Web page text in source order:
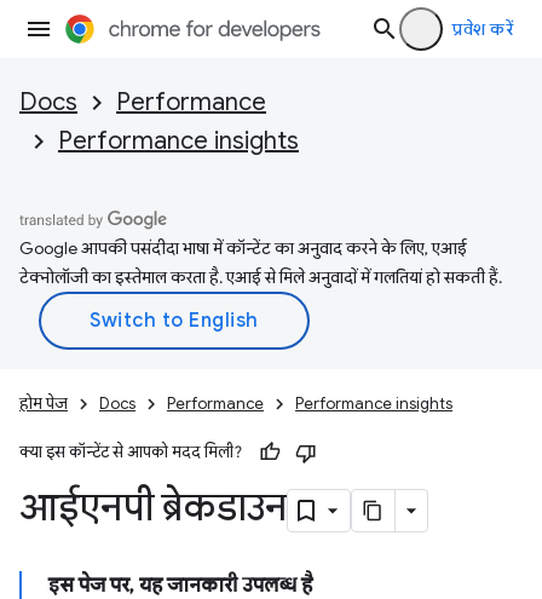
प्रवेश करें
Docs
Performance
Performance insights
Google आपकी पसंदीदा भाषा में कॉन्टेंट का अनुवाद करने के लिए, एआई
टेक्नोलॉजी का इस्तेमाल करता है. एआई से मिले अनुवादों में गलतियां हो सकती हैं.
होम पेज Docs Performance Performance insights
क्या इस कॉन्टेंट से आपको मदद मिली?
आईएनपी ब्रेकडाउन
इस पेज पर, यह जानकारी उपलब्ध है